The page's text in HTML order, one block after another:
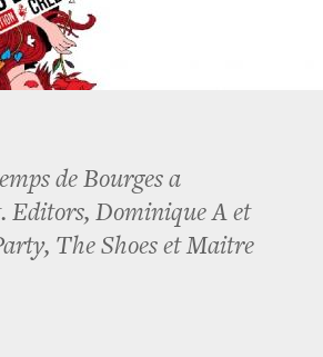
de Bourges a
Editors, Dominique A et
The Shoes et Maitre